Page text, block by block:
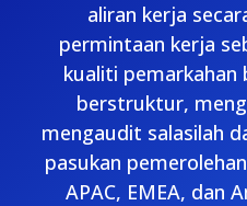
aliran kerja
permintaan kerja
kualiti pemarkahan
berstruktur,
mengaudit salasilah
pasukan
APAC, EMEA, dan